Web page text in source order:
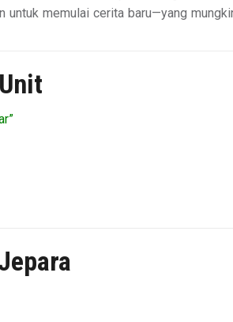
memulai cerita baru—yang